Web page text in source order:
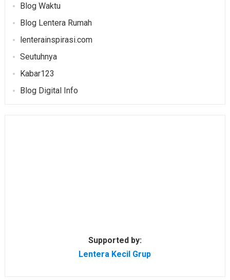
Blog Waktu
Blog Lentera Rumah
lenterainspirasi.com
Seutuhnya
Kabar123
Blog Digital Info
Supported by:
Lentera Kecil Grup